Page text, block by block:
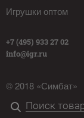
Игрушки оптом
+7 (495) 933 27 02
info@igr.ru
© 2018 «Симбат»